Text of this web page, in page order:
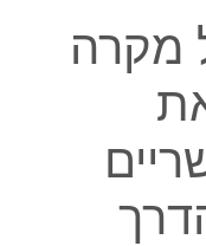
מקרה